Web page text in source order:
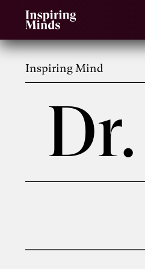
Inspiring Mind